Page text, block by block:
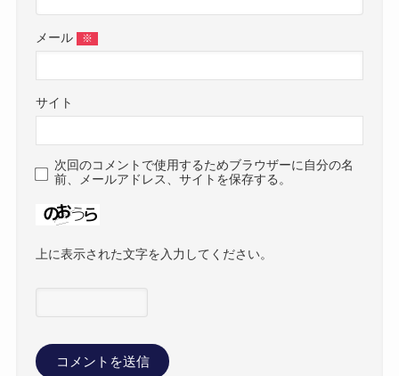
メール ※
サイト
次回のコメントで使用するためブラウザーに自分の名
前、メールアドレス、サイトを保存する。
上に表示された文字を入力してください。